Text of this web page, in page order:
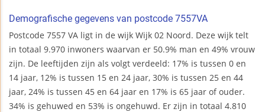
Demografische gegevens van postcode 7557VA
Postcode 7557 VA ligt in de wijk Wijk 02 Noord. Deze wijk telt
in totaal 9.970 inwoners waarvan er 50.9% man en 49% vrouw
zijn. De leeftijden zijn als volgt verdeeld: 17% is tussen 0 en
14 jaar, 12% is tussen 15 en 24 jaar, 30% is tussen 25 en 44
jaar, 24% is tussen 45 en 64 jaar en 17% is 65 jaar of ouder.
34% is gehuwed en 53% is ongehuwd. Er zijn in totaal 4.810